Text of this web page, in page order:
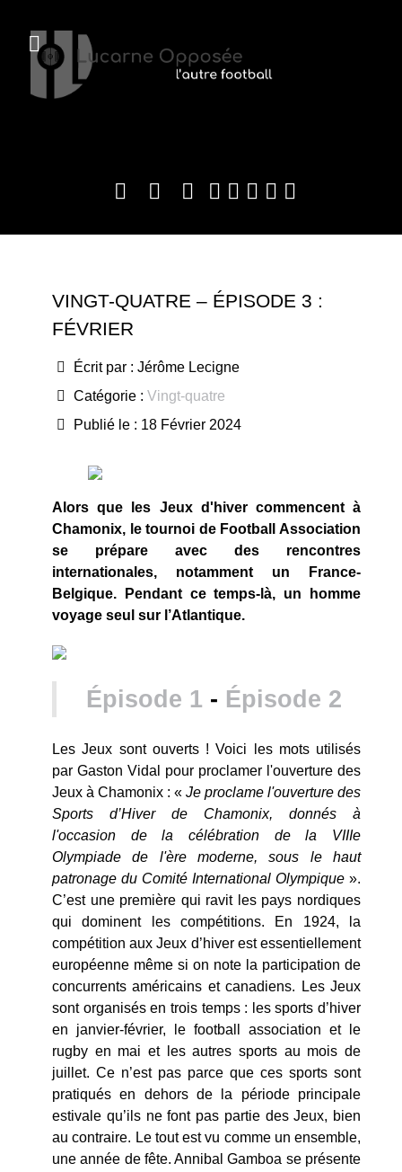
VINGT-QUATRE – ÉPISODE 3 :
FÉVRIER
Écrit par : Jérôme Lecigne
Catégorie : Vingt-quatre
Publié le : 18 Février 2024
Alors que les Jeux d'hiver commencent à
Chamonix, le tournoi de Football Association
se prépare avec des rencontres
internationales, notamment un France-
Belgique. Pendant ce temps-là, un homme
voyage seul sur l’Atlantique.
Épisode 1 - Épisode 2
Les Jeux sont ouverts ! Voici les mots utilisés
par Gaston Vidal pour proclamer l'ouverture des
Jeux à Chamonix : « Je proclame l'ouverture des
Sports d’Hiver de Chamonix, donnés à
l'occasion de la célébration de la VIIIe
Olympiade de l'ère moderne, sous le haut
patronage du Comité International Olympique ».
C’est une première qui ravit les pays nordiques
qui dominent les compétitions. En 1924, la
compétition aux Jeux d’hiver est essentiellement
européenne même si on note la participation de
concurrents américains et canadiens. Les Jeux
sont organisés en trois temps : les sports d’hiver
en janvier-février, le football association et le
rugby en mai et les autres sports au mois de
juillet. Ce n’est pas parce que ces sports sont
pratiqués en dehors de la période principale
estivale qu’ils ne font pas partie des Jeux, bien
au contraire. Le tout est vu comme un ensemble,
une année de fête. Annibal Gamboa se présente